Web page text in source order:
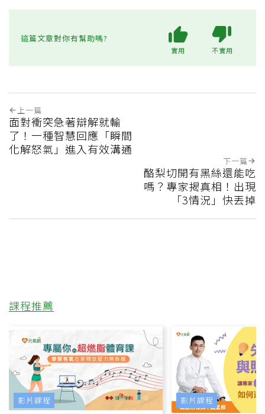
這篇文章對你有幫助嗎?
實用 不實用
上一篇
面對衝突急著辯解就輸
了！一種智慧回應「瞬間
化解怒氣」進入有效溝通
下一篇
酪梨切開有黑絲還能吃
嗎？專家揭真相！出現
「3情況」快丟掉
課程推薦
影片課程 影片課程